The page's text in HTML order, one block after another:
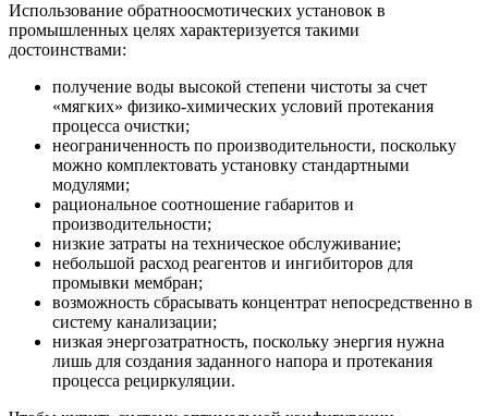
Использование обратноосмотических установок в
промышленных целях характеризуется такими
достоинствами:
получение воды высокой степени чистоты за счет
«мягких» физико-химических условий протекания
процесса очистки;
неограниченность по производительности, поскольку
можно комплектовать установку стандартными
модулями;
рациональное соотношение габаритов и
производительности;
низкие затраты на техническое обслуживание;
небольшой расход реагентов и ингибиторов для
промывки мембран;
возможность сбрасывать концентрат непосредственно в
систему канализации;
низкая энергозатратность, поскольку энергия нужна
лишь для создания заданного напора и протекания
процесса рециркуляции.